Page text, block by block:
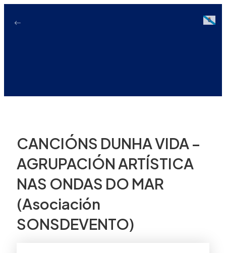
CANCIÓNS DUNHA VIDA –
AGRUPACIÓN ARTÍSTICA
NAS ONDAS DO MAR
(Asociación
SONSDEVENTO)